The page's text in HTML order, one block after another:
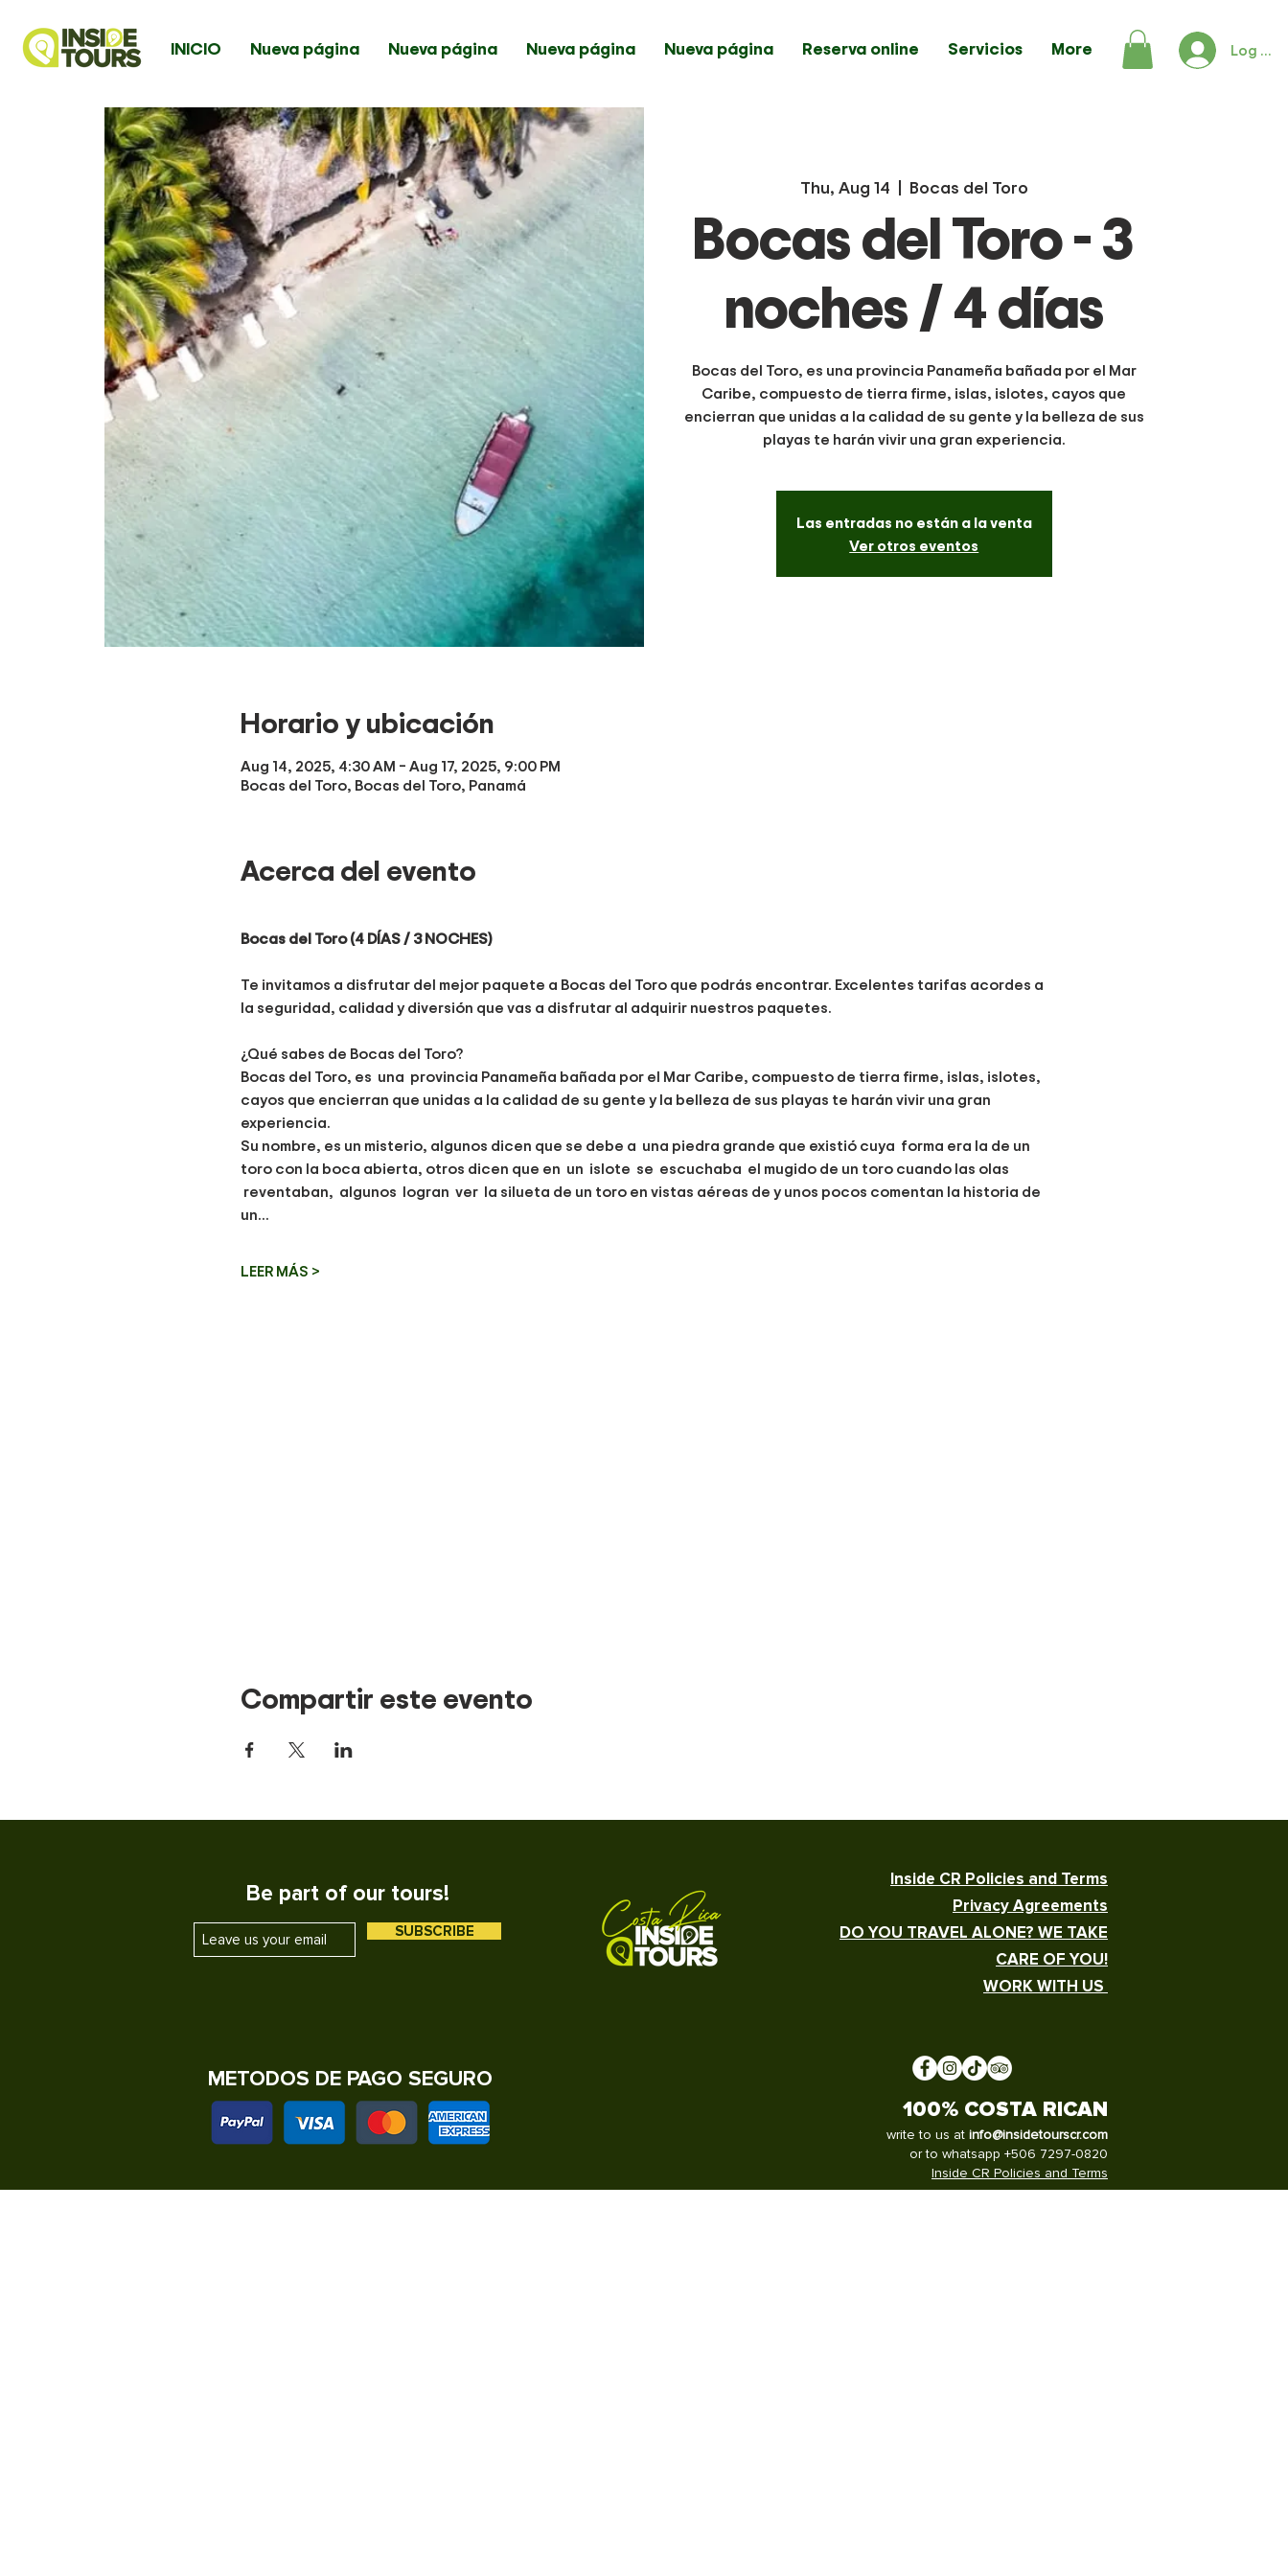
INICIO Nueva página Nueva página Nueva página Nueva página Reserva online Servicios More Log In
Thu, Aug 14
  |
Bocas del Toro
Bocas del Toro - 3
noches / 4 días
Bocas del Toro, es una provincia Panameña bañada por el Mar
Caribe, compuesto de tierra firme, islas, islotes, cayos que
encierran que unidas a la calidad de su gente y la belleza de sus
playas te harán vivir una gran experiencia.
Las entradas no están a la venta
Ver otros eventos
Horario y ubicación
Aug 14, 2025, 4:30 AM – Aug 17, 2025, 9:00 PM
Bocas del Toro, Bocas del Toro, Panamá
Acerca del evento
Bocas del Toro (4 DÍAS / 3 NOCHES)
Te invitamos a disfrutar del mejor paquete a Bocas del Toro que podrás encontrar. Excelentes tarifas acordes a
la seguridad, calidad y diversión que vas a disfrutar al adquirir nuestros paquetes.
¿Qué sabes de Bocas del Toro?
Bocas del Toro, es  una  provincia Panameña bañada por el Mar Caribe, compuesto de tierra firme, islas, islotes,
cayos que encierran que unidas a la calidad de su gente y la belleza de sus playas te harán vivir una gran
experiencia.
Su nombre, es un misterio, algunos dicen que se debe a  una piedra grande que existió cuya  forma era la de un
toro con la boca abierta, otros dicen que en  un  islote  se  escuchaba  el mugido de un toro cuando las olas
reventaban,  algunos  logran  ver  la silueta de un toro en vistas aéreas de y unos pocos comentan la historia de
un…
LEER MÁS >
Compartir este evento
Be part of our tours!
SUBSCRIBE
Inside CR Policies and Terms
Privacy Agreements
DO YOU TRAVEL ALONE? WE TAKE
CARE OF YOU!
WORK WITH US
METODOS DE PAGO SEGURO
100% COSTA RICAN
write to us at info@insidetourscr.com
or to whatsapp +506 7297-0820
Inside CR Policies and Terms